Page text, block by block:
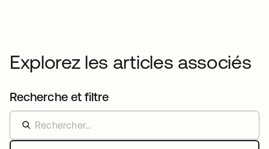
Explorez les articles associés
Recherche et filtre